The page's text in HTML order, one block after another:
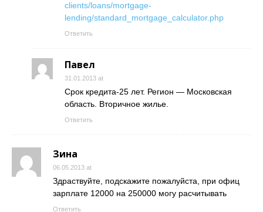
clients/loans/mortgage-
lending/standard_mortgage_calculator.php
Ответить
Павел
31.01.2013 at
Срок кредита-25 лет. Регион — Московская
область. Вторичное жилье.
Ответить
Зина
06.05.2013 at
Здраствуйте, подскажите пожалуйста, при офиц
зарплате 12000 на 250000 могу расчитывать
Ответить